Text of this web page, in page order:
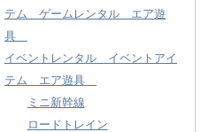
テム ゲームレンタル エア遊
具
イベントレンタル イベントアイ
テム エア遊具
ミニ新幹線
ロードトレイン